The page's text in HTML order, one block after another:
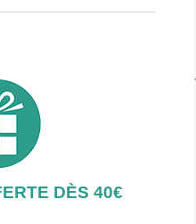
DÈS 40€